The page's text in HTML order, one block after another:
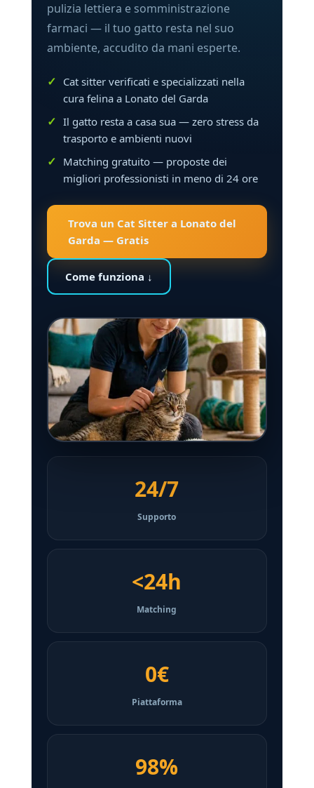
pulizia lettiera e somministrazione
farmaci — il tuo gatto resta nel suo
ambiente, accudito da mani esperte.
Cat sitter verificati e specializzati nella
cura felina a Lonato del Garda
Il gatto resta a casa sua — zero stress da
trasporto e ambienti nuovi
Matching gratuito — proposte dei
migliori professionisti in meno di 24 ore
Trova un Cat Sitter a Lonato del
Garda — Gratis
Come funziona ↓
24/7
Supporto
<24h
Matching
0€
Piattaforma
98%